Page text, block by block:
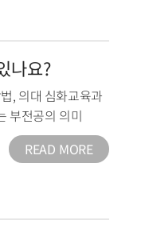
나요?
, 의대 심화교육과
부전공의 의미
READ MORE